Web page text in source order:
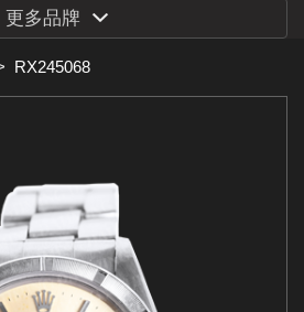
更多品牌
RX245068